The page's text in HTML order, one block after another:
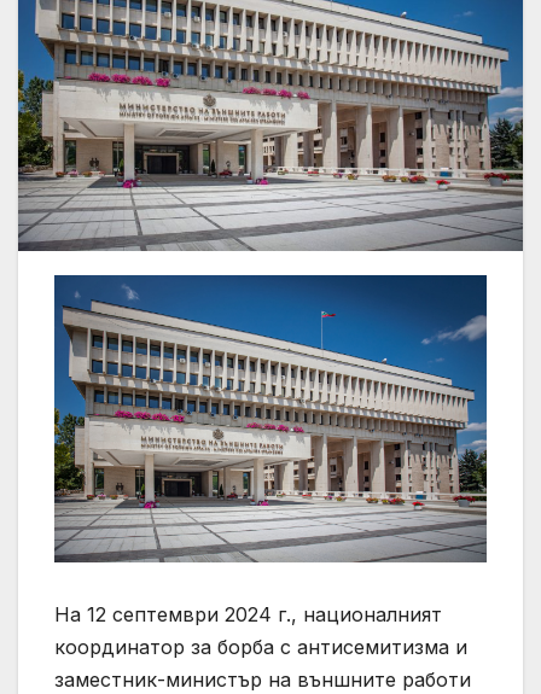
На 12 септември 2024 г., националният
координатор за борба с антисемитизма и
заместник-министър на външните работи